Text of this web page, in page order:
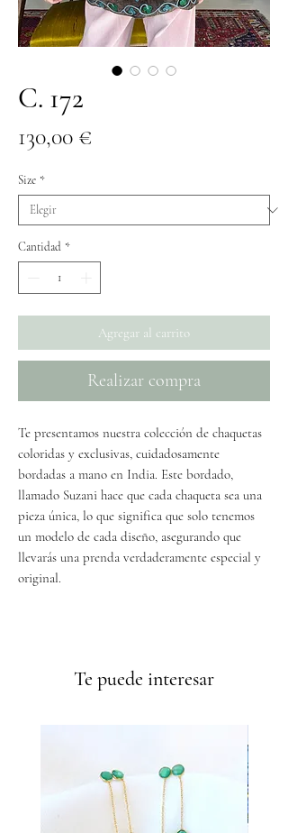
C. 172
130,00 €
Size *
Cantidad *
Agregar al carrito
Realizar compra
Te presentamos nuestra colección de chaquetas
coloridas y exclusivas, cuidadosamente
bordadas a mano en India. Este bordado,
llamado Suzani hace que cada chaqueta sea una
pieza única, lo que significa que solo tenemos
un modelo de cada diseño, asegurando que
llevarás una prenda verdaderamente especial y
original.
Te puede interesar